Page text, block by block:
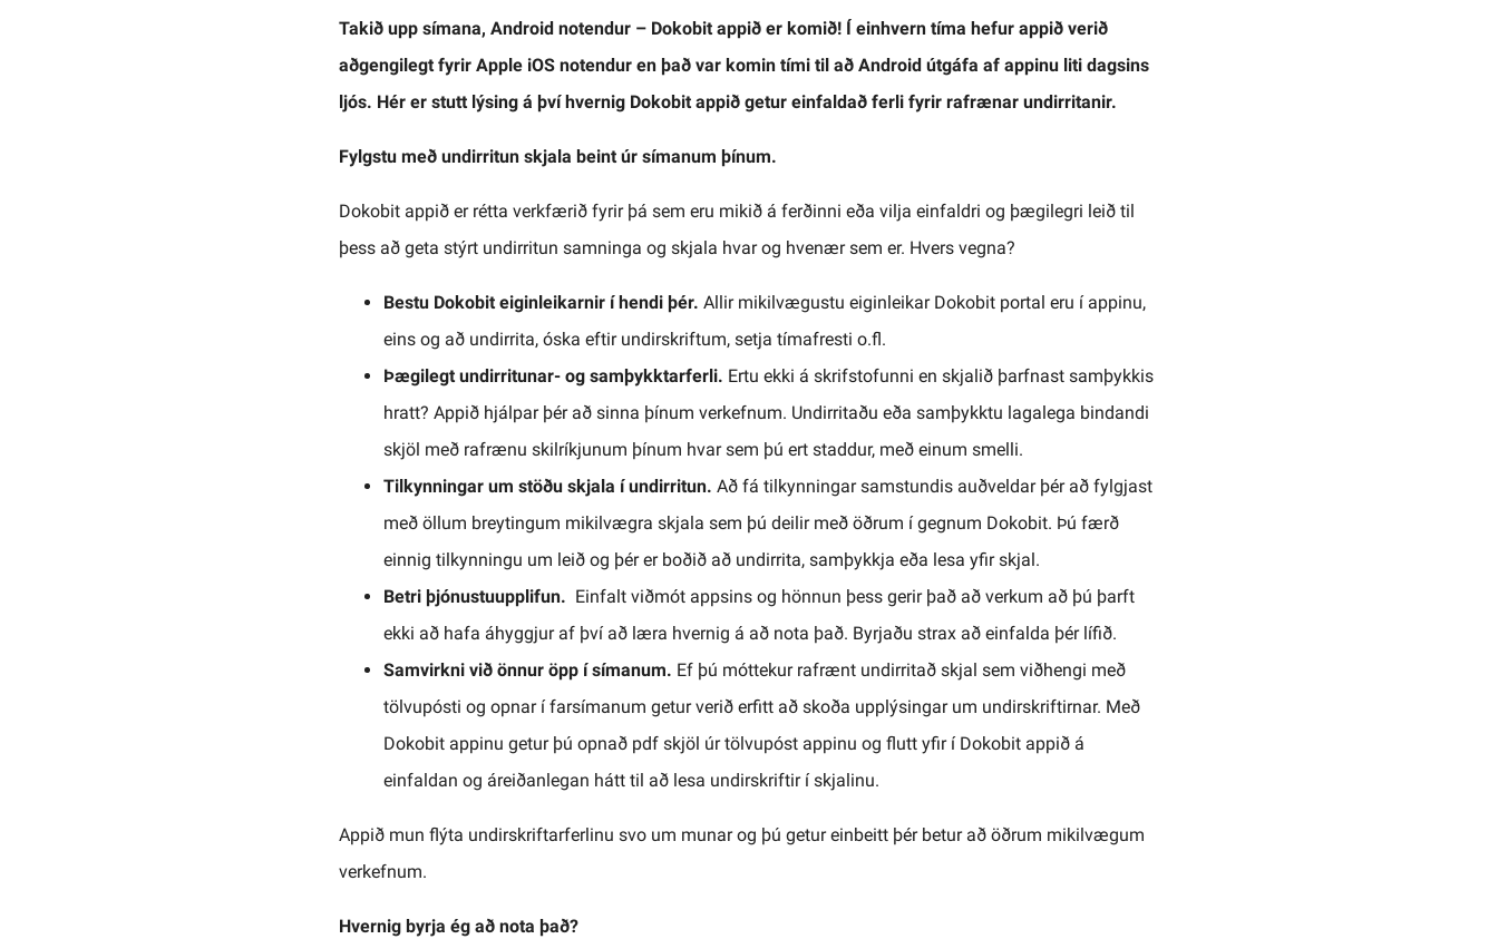
Takið upp símana, Android notendur – Dokobit appið er komið! Í einhvern tíma hefur appið verið
aðgengilegt fyrir Apple iOS notendur en það var komin tími til að Android útgáfa af appinu liti dagsins
ljós. Hér er stutt lýsing á því hvernig Dokobit appið getur einfaldað ferli fyrir rafrænar undirritanir.
Fylgstu með undirritun skjala beint úr símanum þínum.
Dokobit appið er rétta verkfærið fyrir þá sem eru mikið á ferðinni eða vilja einfaldri og þægilegri leið til
þess að geta stýrt undirritun samninga og skjala hvar og hvenær sem er. Hvers vegna?
Bestu Dokobit eiginleikarnir í hendi þér. Allir mikilvægustu eiginleikar Dokobit portal eru í appinu,
eins og að undirrita, óska eftir undirskriftum, setja tímafresti o.fl.
Þægilegt undirritunar- og samþykktarferli. Ertu ekki á skrifstofunni en skjalið þarfnast samþykkis
hratt? Appið hjálpar þér að sinna þínum verkefnum. Undirritaðu eða samþykktu lagalega bindandi
skjöl með rafrænu skilríkjunum þínum hvar sem þú ert staddur, með einum smelli.
Tilkynningar um stöðu skjala í undirritun. Að fá tilkynningar samstundis auðveldar þér að fylgjast
með öllum breytingum mikilvægra skjala sem þú deilir með öðrum í gegnum Dokobit. Þú færð
einnig tilkynningu um leið og þér er boðið að undirrita, samþykkja eða lesa yfir skjal.
Betri þjónustuupplifun. Einfalt viðmót appsins og hönnun þess gerir það að verkum að þú þarft
ekki að hafa áhyggjur af því að læra hvernig á að nota það. Byrjaðu strax að einfalda þér lífið.
Samvirkni við önnur öpp í símanum. Ef þú móttekur rafrænt undirritað skjal sem viðhengi með
tölvupósti og opnar í farsímanum getur verið erfitt að skoða upplýsingar um undirskriftirnar. Með
Dokobit appinu getur þú opnað pdf skjöl úr tölvupóst appinu og flutt yfir í Dokobit appið á
einfaldan og áreiðanlegan hátt til að lesa undirskriftir í skjalinu.
Appið mun flýta undirskriftarferlinu svo um munar og þú getur einbeitt þér betur að öðrum mikilvægum
verkefnum.
Hvernig byrja ég að nota það?